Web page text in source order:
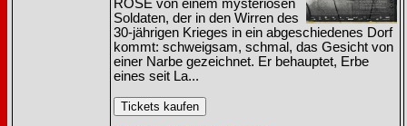
ROSE von einem mysteriösen
Soldaten, der in den Wirren des
30-jährigen Krieges in ein abgeschiedenes Dorf
kommt: schweigsam, schmal, das Gesicht von
einer Narbe gezeichnet. Er behauptet, Erbe
eines seit La...